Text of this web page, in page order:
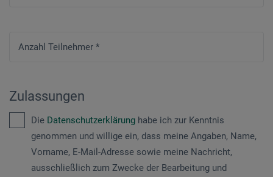
Anzahl Teilnehmer *
Zulassungen
Die Datenschutzerklärung habe ich zur Kenntnis
genommen und willige ein, dass meine Angaben, Name,
Vorname, E-Mail-Adresse sowie meine Nachricht,
ausschließlich zum Zwecke der Bearbeitung und